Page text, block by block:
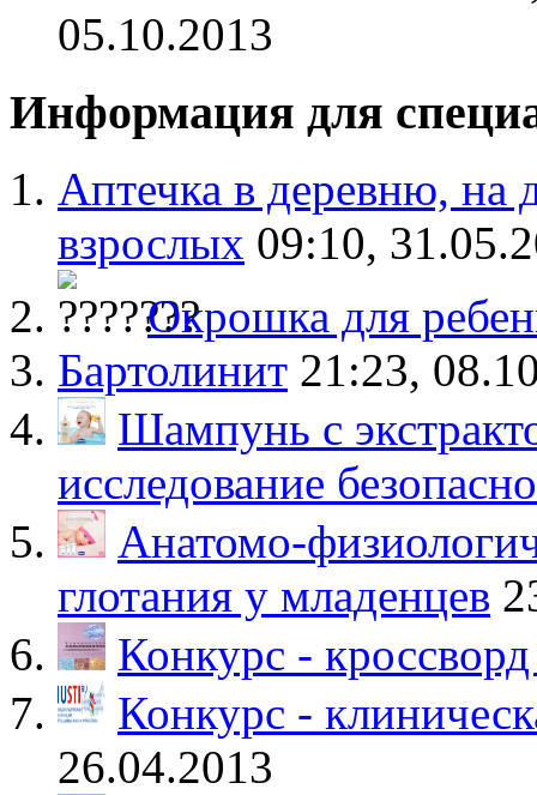
05.10.2013
Информация для
Аптечка в деревню, на
взрослых 09:10,
Окрошка для
Бартолинит 21:23,
Шампунь с
исследование
Анатомо-
глотания у младенцев
Конкурс -
Конкурс -
26.04.2013